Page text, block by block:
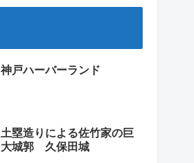
神戸ハーバーランド
土塁造りによる佐竹家の巨
大城郭 久保田城